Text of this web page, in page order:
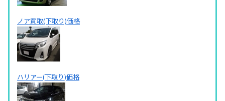
ノア買取(下取り)価格
ハリアー(下取り)価格